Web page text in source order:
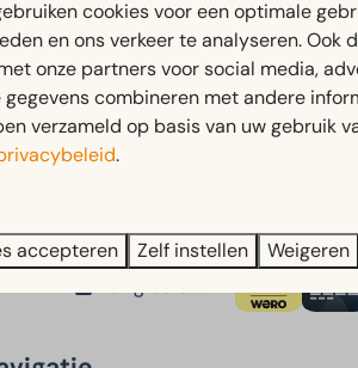
een speelweide en een
te maken!
cookies voor een optimale
en ons verkeer te analyseren. Ook
onze partners voor social media,
gegevens combineren met andere
verzameld op basis van uw gebruik
.
accepteren Zelf instellen Weigeren